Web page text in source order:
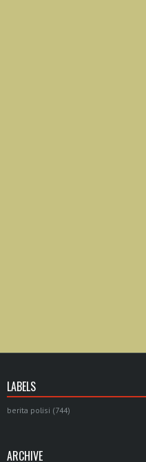
LABELS
berita polisi (744)
ARCHIVE